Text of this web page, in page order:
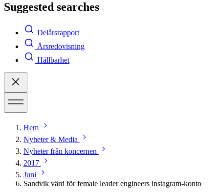
Suggested searches
Delårsrapport
Årsredovisning
Hållbarhet
Hem
Nyheter & Media
Nyheter från koncernen
2017
Juni
Sandvik värd för female leader engineers instagram-konto